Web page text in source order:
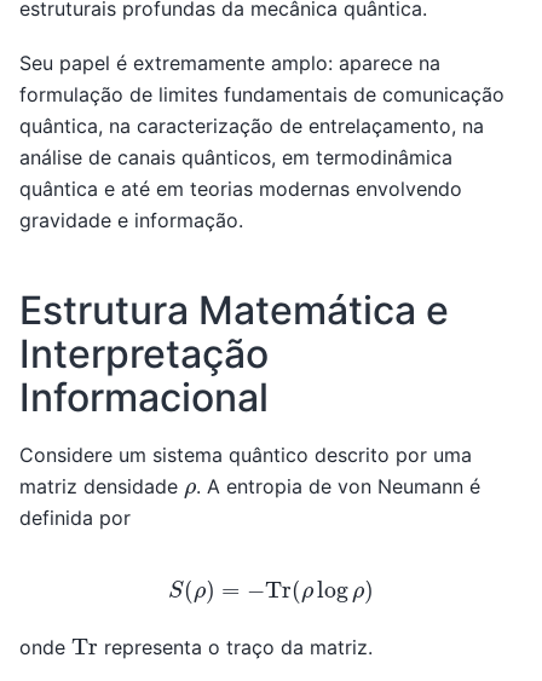
estruturais profundas da mecânica quântica.
Seu papel é extremamente amplo: aparece na
formulação de limites fundamentais de comunicação
quântica, na caracterização de entrelaçamento, na
análise de canais quânticos, em termodinâmica
quântica e até em teorias modernas envolvendo
gravidade e informação.
Estrutura Matemática e
Interpretação
Informacional
Considere um sistema quântico descrito por uma
matriz densidade ρ. A entropia de von Neumann é
definida por
S (ρ Tr(ρ logρ )
onde Tr representa o traço da matriz.